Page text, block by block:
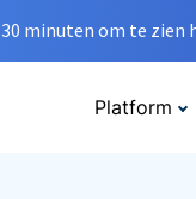
30 minuten om te
Platform